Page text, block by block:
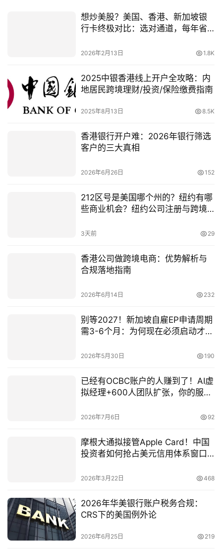
想炒美股？美国、香港、新加坡银
行卡终极对比：选对通道，每年省
2026年2月13日 1.8K
2025中银香港线上开户全攻略：内
地居民跨境理财/投资/保险缴费指南
2025年8月13日 8.5K
香港银行开户难：2026年银行筛选
客户的三大真相
2026年6月26日 152
212区号是美国哪个州的？纽约有哪
些商业机会？纽约公司注册与跨境
3天前 29
香港公司做跨境电商：优势解析与
合规落地指南
2026年6月14日 232
别等2027！新加坡自雇EP申请周期
需3-6个月：为何现在必须启动才能
2026年5月30日 190
已经有OCBC账户的人赚到了！AI虚
拟经理+600人团队扩张，你的服务
2026年7月6日 92
摩根大通拟接管Apple Card！中国
投资者如何抢占美元信用体系窗口
2026年3月22日 468
2026年华美银行账户税务合规：
CRS下的美国例外论
2026年6月25日 219